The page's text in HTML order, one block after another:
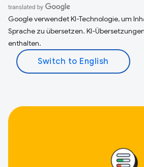
Google verwendet KI-Technologie, um
Sprache zu übersetzen. KI-
enthalten.